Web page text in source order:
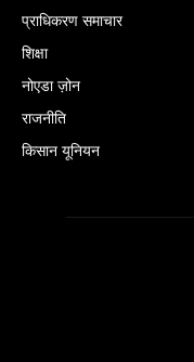
प्राधिकरण समाचार
शिक्षा
नोएडा ज़ोन
राजनीति
किसान यूनियन